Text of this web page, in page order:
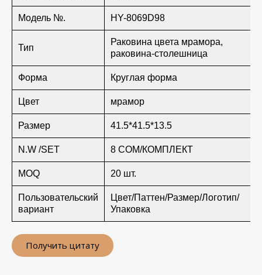
Модель №. HY-8069D98
Тип
Раковина цвета мрамора,
раковина-столешница
Форма Круглая форма
Цвет мрамор
Размер 41.5*41.5*13.5
N.W /SET 8 СОМ/КОМПЛЕКТ
MOQ 20 шт.
Пользовательский
вариант
Цвет/Паттен/Размер/Логотип/
Упаковка
Получить цитату